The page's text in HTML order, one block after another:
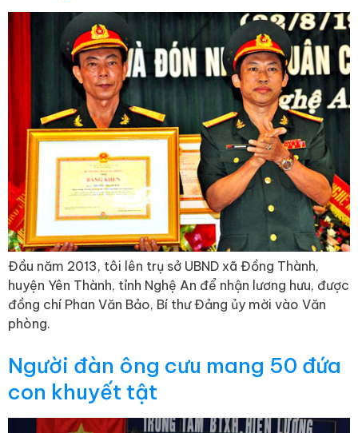
Đầu năm 2013, tôi lên trụ sở UBND xã Đồng Thành,
huyện Yên Thành, tỉnh Nghệ An để nhận lương hưu, được
đồng chí Phan Văn Bảo, Bí thư Đảng ủy mời vào Văn
phòng.
Người đàn ông cưu mang 50 đứa
con khuyết tật